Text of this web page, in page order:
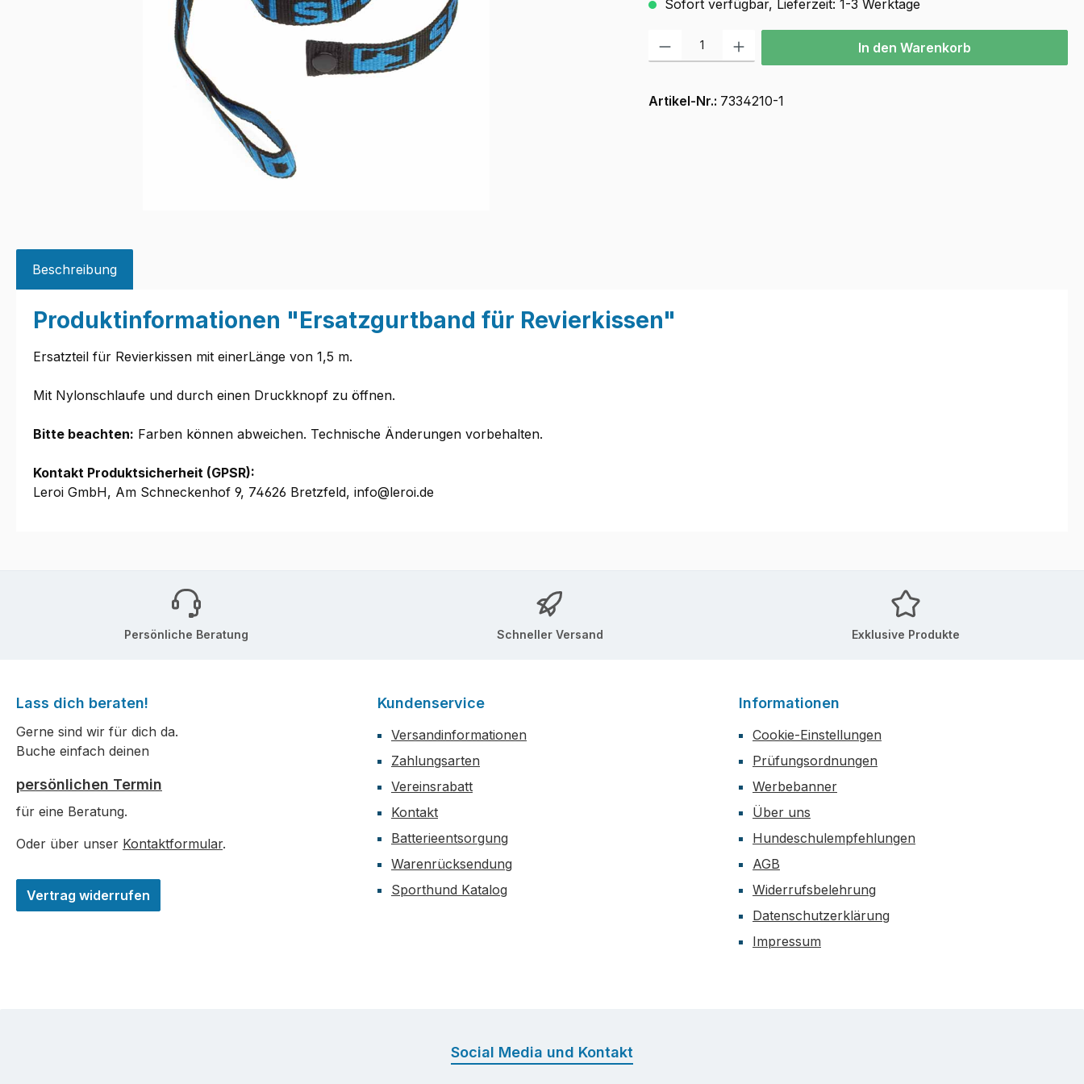
Sofort verfügbar, Lieferzeit: 1-3 Werktage
Produkt Anzahl: Gib den gewünschten Wert ein oder benutze die Schaltflächen
In den Warenkorb
Artikel-Nr.: 7334210-1
Beschreibung
Produktinformationen "Ersatzgurtband für Revierkissen"
Ersatzteil für Revierkissen mit einerLänge von 1,5 m.
Mit Nylonschlaufe und durch einen Druckknopf zu öffnen.
Bitte beachten: Farben können abweichen. Technische Änderungen vorbehalten.
Kontakt Produktsicherheit (GPSR):
Leroi GmbH, Am Schneckenhof 9, 74626 Bretzfeld, info@leroi.de
Persönliche Beratung Schneller Versand Exklusive Produkte
Lass dich beraten!
Gerne sind wir für dich da.
Buche einfach deinen
persönlichen Termin
für eine Beratung.
Oder über unser Kontaktformular.
Vertrag widerrufen
Kundenservice
Versandinformationen
Zahlungsarten
Vereinsrabatt
Kontakt
Batterieentsorgung
Warenrücksendung
Sporthund Katalog
Informationen
Cookie-Einstellungen
Prüfungsordnungen
Werbebanner
Über uns
Hundeschulempfehlungen
AGB
Widerrufsbelehrung
Datenschutzerklärung
Impressum
Social Media und Kontakt